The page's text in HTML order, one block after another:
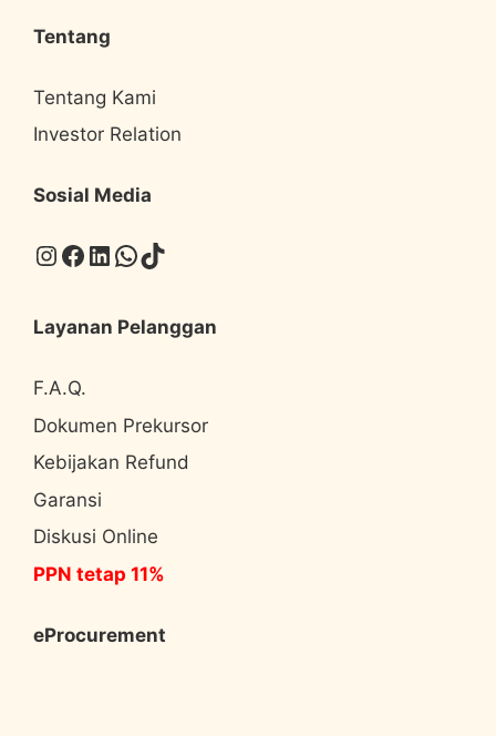
Tentang
Tentang Kami
Investor Relation
Sosial Media
Instagram
Facebook
LinkedIn
WhatsApp
TikTok
Layanan Pelanggan
F.A.Q.
Dokumen Prekursor
Kebijakan Refund
Garansi
Diskusi Online
PPN tetap 11%
eProcurement